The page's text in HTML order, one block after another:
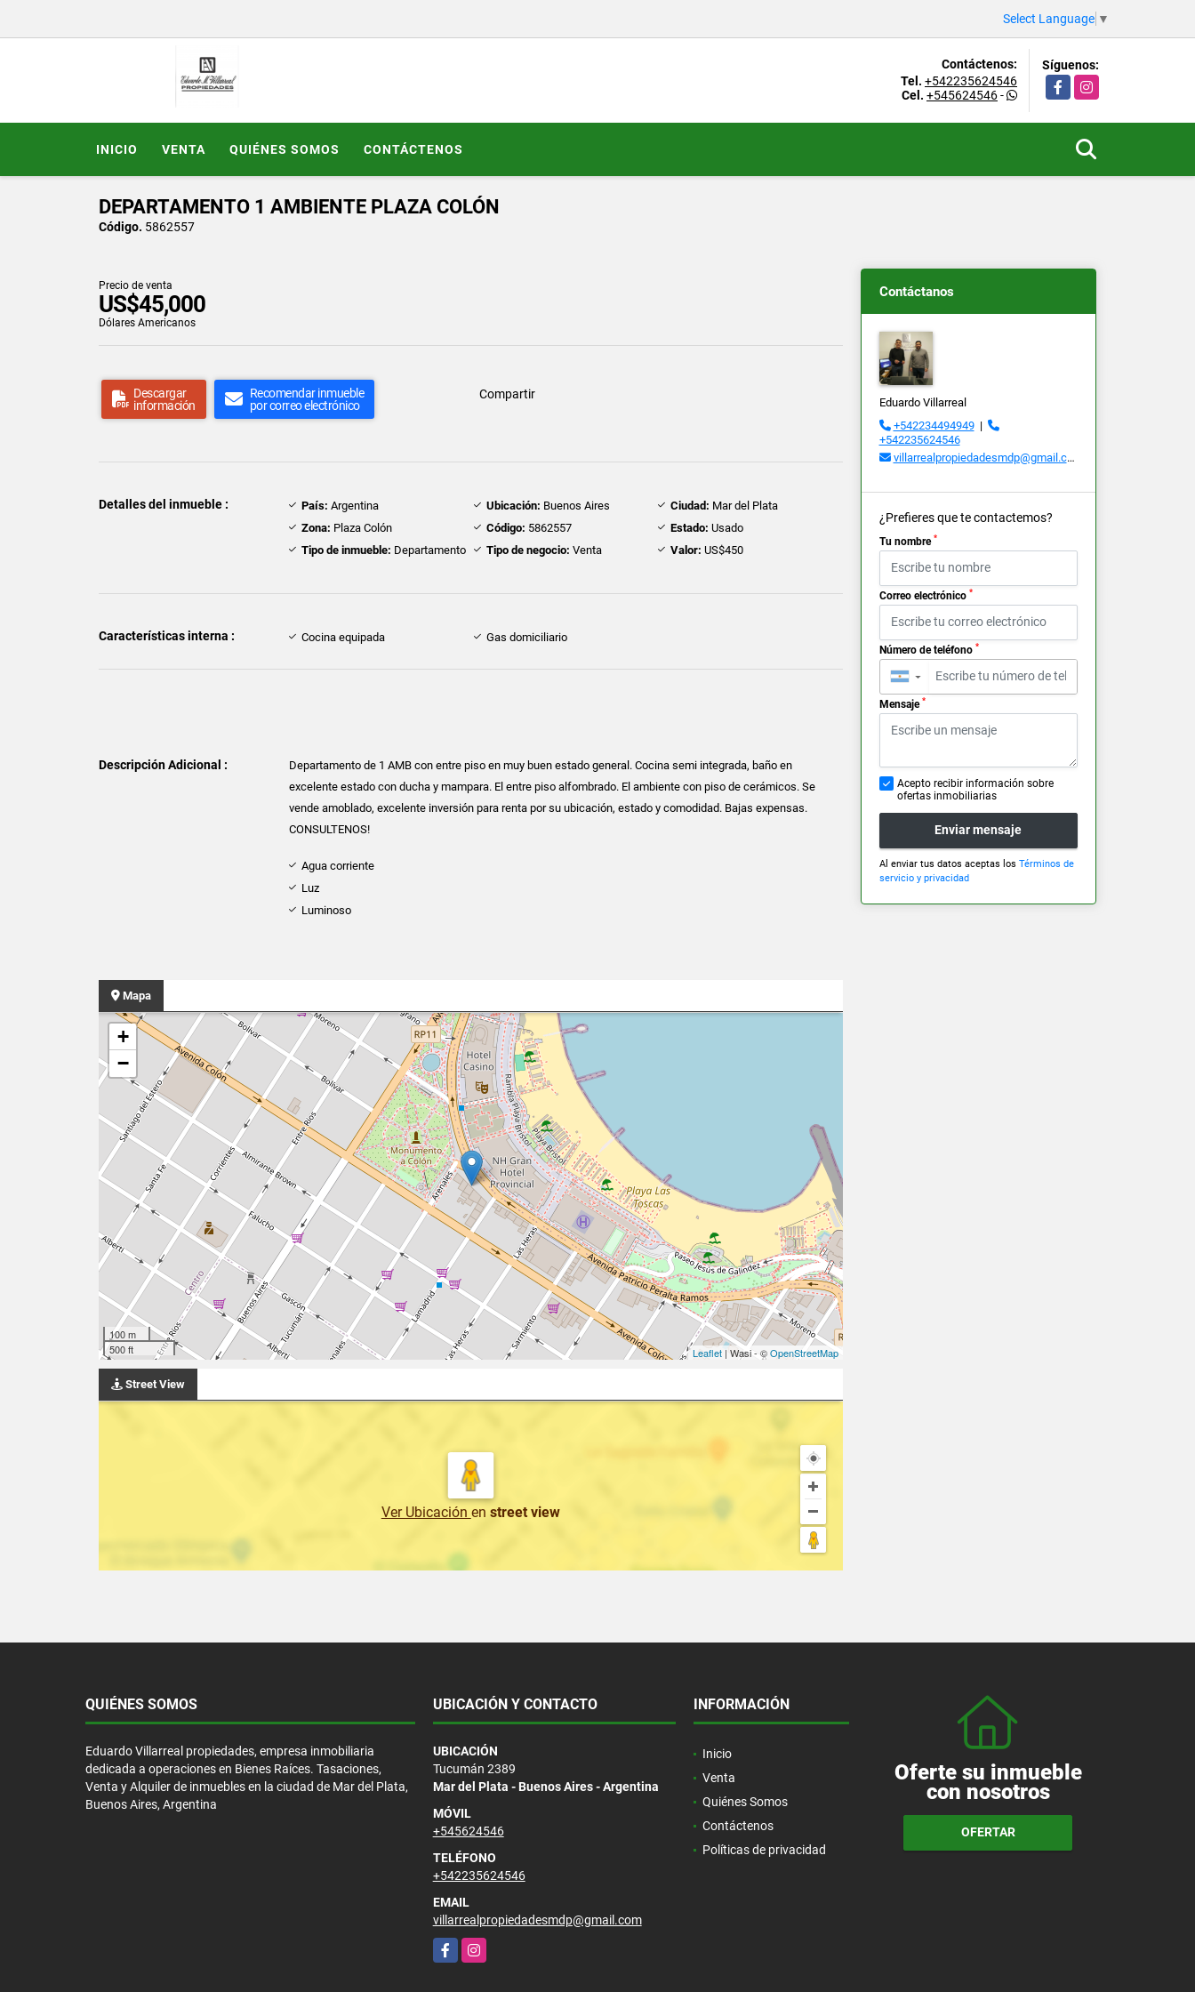
Select Language ▼
Contáctenos:
Tel. +542235624546
Cel. +545624546-
Síguenos:
FacebookInstagram
INICIO VENTA QUIÉNES SOMOS CONTÁCTENOS
DEPARTAMENTO 1 AMBIENTE PLAZA COLÓN
Código. 5862557
Precio de venta
US$45,000
Dólares Americanos
Descargar
información
Recomendar inmueble
por correo electrónico
Compartir
Detalles del inmueble : País: Argentina Ubicación: Buenos Aires Ciudad: Mar del Plata
Zona: Plaza Colón Código: 5862557 Estado: Usado
Tipo de inmueble: Departamento Tipo de negocio: Venta Valor: US$450
Características interna : Cocina equipada Gas domiciliario
Descripción Adicional :
Departamento de 1 AMB con entre piso en muy buen estado general. Cocina semi integrada, baño en
excelente estado con ducha y mampara. El entre piso alfombrado. El ambiente con piso de cerámicos. Se
vende amoblado, excelente inversión para renta por su ubicación, estado y comodidad. Bajas expensas.
CONSULTENOS!
Agua corriente
Luz
Luminoso
Mapa
+
−
100 m
500 ft
Leaflet| Wasi - ©OpenStreetMap
Street View
Ver Ubicación en street view
Contáctanos
Eduardo Villarreal
+542234494949|
+542235624546
villarrealpropiedadesmdp@gmail.com
¿Prefieres que te contactemos?
Tu nombre *
Correo electrónico *
Número de teléfono *
▼
Mensaje *
Acepto recibir información sobre
ofertas inmobiliarias
Enviar mensaje
Al enviar tus datos aceptas los Términos de
servicio y privacidad
QUIÉNES SOMOS
Eduardo Villarreal propiedades, empresa inmobiliaria
dedicada a operaciones en Bienes Raíces. Tasaciones,
Venta y Alquiler de inmuebles en la ciudad de Mar del Plata,
Buenos Aires, Argentina
UBICACIÓN Y CONTACTO
UBICACIÓN
Tucumán 2389
Mar del Plata - Buenos Aires - Argentina
MÓVIL
+545624546
TELÉFONO
+542235624546
EMAIL
villarrealpropiedadesmdp@gmail.com
FacebookInstagram
INFORMACIÓN
Inicio
Venta
Quiénes Somos
Contáctenos
Políticas de privacidad
Oferte su inmueble
con nosotros
OFERTAR